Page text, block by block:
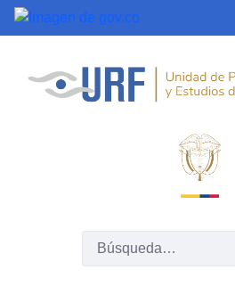
Saltar al contenido principal